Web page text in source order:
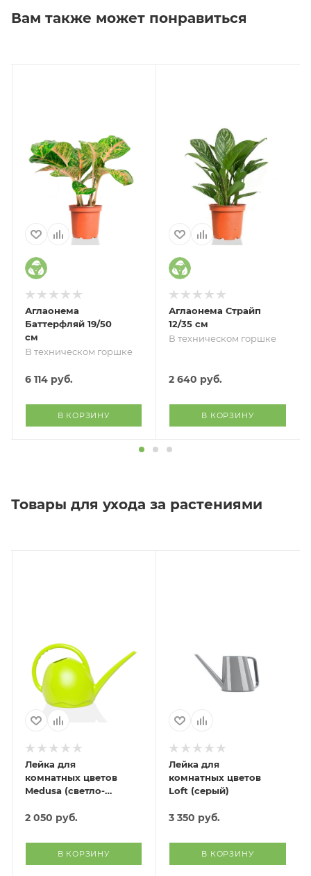
Вам также может понравиться
Аглаонема
Баттерфляй 19/50
см
В техническом горшке
6 114руб.
В КОРЗИНУ
Аглаонема Страйп
12/35 см
В техническом горшке
2 640 руб.
В КОРЗИНУ
Товары для ухода за растениями
Лейка для
комнатных цветов
Medusa (светло-
2 050 руб.
В КОРЗИНУ
Лейка для
комнатных цветов
Loft (серый)
3 350 руб.
В КОРЗИНУ